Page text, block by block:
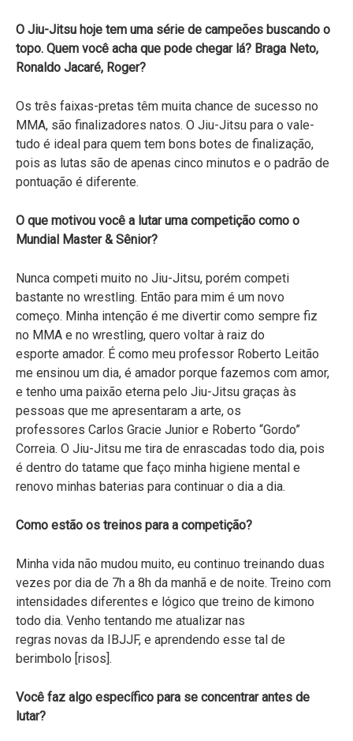
O Jiu-Jitsu hoje tem uma série de campeões buscando o
topo. Quem você acha que pode chegar lá? Braga Neto,
Ronaldo Jacaré, Roger?
Os três faixas-pretas têm muita chance de sucesso no
MMA, são finalizadores natos. O Jiu-Jitsu para o vale-
tudo é ideal para quem tem bons botes de finalização,
pois as lutas são de apenas cinco minutos e o padrão de
pontuação é diferente.
O que motivou você a lutar uma competição como o
Mundial Master & Sênior?
Nunca competi muito no Jiu-Jitsu, porém competi
bastante no wrestling. Então para mim é um novo
começo. Minha intenção é me divertir como sempre fiz
no MMA e no wrestling, quero voltar à raiz do
esporte amador. É como meu professor Roberto Leitão
me ensinou um dia, é amador porque fazemos com amor,
e tenho uma paixão eterna pelo Jiu-Jitsu graças às
pessoas que me apresentaram a arte, os
professores Carlos Gracie Junior e Roberto “Gordo”
Correia. O Jiu-Jitsu me tira de enrascadas todo dia, pois
é dentro do tatame que faço minha higiene mental e
renovo minhas baterias para continuar o dia a dia.
Como estão os treinos para a competição?
Minha vida não mudou muito, eu continuo treinando duas
vezes por dia de 7h a 8h da manhã e de noite. Treino com
intensidades diferentes e lógico que treino de kimono
todo dia. Venho tentando me atualizar nas
regras novas da IBJJF, e aprendendo esse tal de
berimbolo [risos].
Você faz algo específico para se concentrar antes de
lutar?